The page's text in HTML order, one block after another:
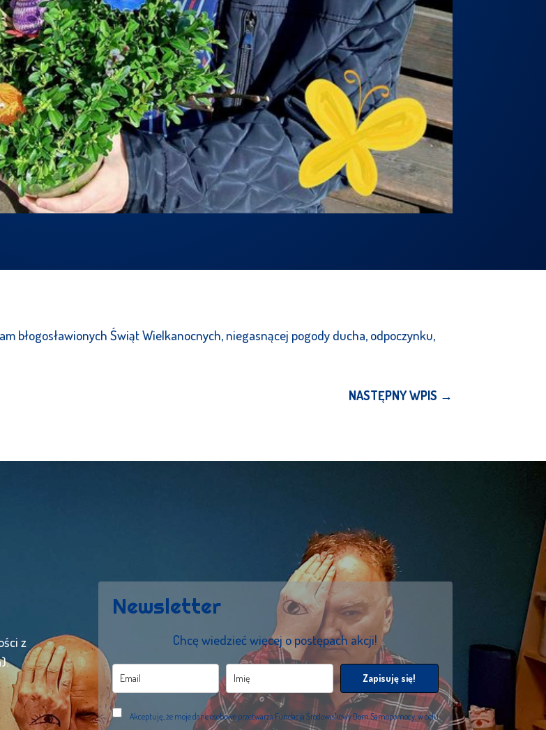
błogosławionych Świąt Wielkanocnych, niegasnącej pogody ducha, odpoczynku,
NASTĘPNY WPIS →
z
Newsletter
Chcę wiedzieć więcej o postępach akcji!
Zapisuję się!
Akceptuję, że moje dane osobowe przetwarza Fundacja Środowiskowy Dom Samopomocy, w celu